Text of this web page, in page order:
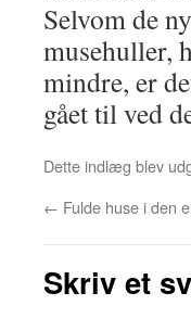
Selvom de
musehuller,
mindre, er
gået til ved
Dette indlæg blev
← Fulde huse i den
Skriv et